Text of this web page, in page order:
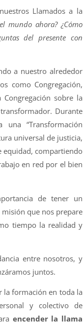
Llamados a la
mundo ahora? ¿Cómo
del presente con
a nuestro alrededor
como Congregación,
sobre la
Durante
“Transformación
universal de justicia,
equidad, compartiendo
en red por el bien
de tener un
que nos prepare
tiempo la realidad y
entre nosotros, y
juntos.
la formación en toda la
y colectivo de
encender la llama